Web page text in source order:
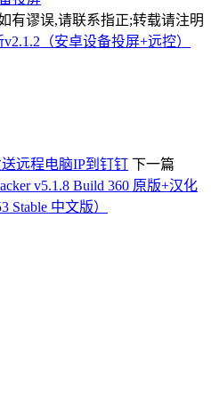
有谬误,请联系指正;转载请注明
（安卓设备投屏+远控）
远程电脑IP到钉钉 下一篇
v5.1.8 Build 360 原版+汉化
Stable 中文版）